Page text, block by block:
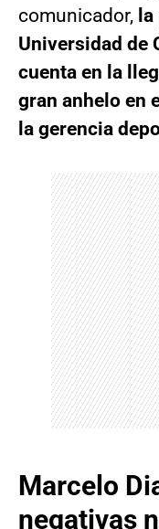
comunicador,
Universidad de
cuenta en la
gran anhelo en
la gerencia
Marcelo
negativas